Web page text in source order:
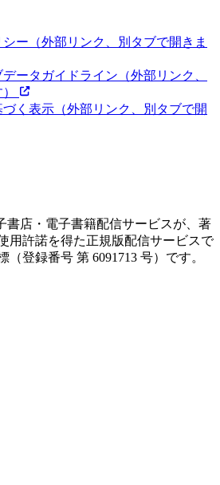
シー （外部リンク、別タブで開きま
ータガイドライン （外部リンク、
づく表示 （外部リンク、別タブで開
書店・電子書籍配信サービスが、著
用許諾を得た正規版配信サービスで
登録番号 第 6091713 号）です。